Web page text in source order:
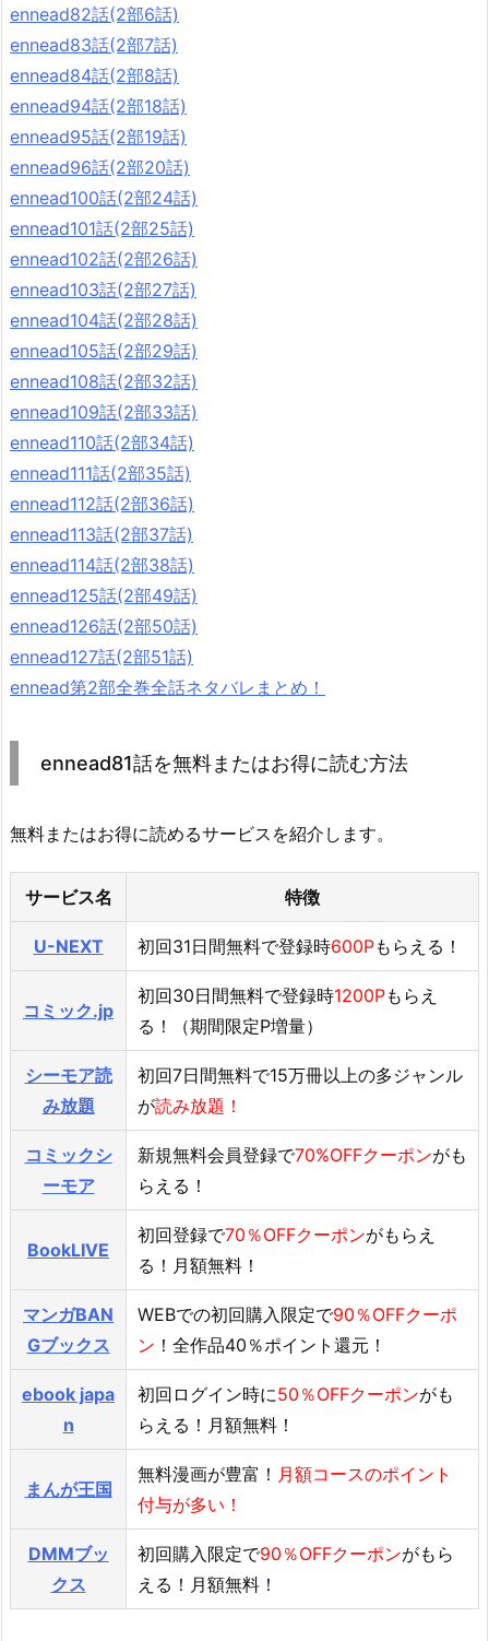
ennead82話(2部6話)
ennead83話(2部7話)
ennead84話(2部8話)
ennead94話(2部18話)
ennead95話(2部19話)
ennead96話(2部20話)
ennead100話(2部24話)
ennead101話(2部25話)
ennead102話(2部26話)
ennead103話(2部27話)
ennead104話(2部28話)
ennead105話(2部29話)
ennead108話(2部32話)
ennead109話(2部33話)
ennead110話(2部34話)
ennead111話(2部35話)
ennead112話(2部36話)
ennead113話(2部37話)
ennead114話(2部38話)
ennead125話(2部49話)
ennead126話(2部50話)
ennead127話(2部51話)
ennead第2部全巻全話ネタバレまとめ！
ennead81話を無料またはお得に読む方法
無料またはお得に読めるサービスを紹介します。
サービス名 特徴
U-NEXT 初回31日間無料で登録時600Pもらえる！
コミック.jp
初回30日間無料で登録時1200Pもらえ
る！（期間限定P増量）
シーモア読
み放題
初回7日間無料で15万冊以上の多ジャンル
が読み放題！
コミックシ
ーモア
新規無料会員登録で70%OFFクーポンがも
らえる！
BookLIVE
初回登録で70％OFFクーポンがもらえ
る！月額無料！
マンガBAN
Gブックス
WEBでの初回購入限定で90％OFFクーポ
ン ！全作品40％ポイント還元！
ebook japa
n
初回ログイン時に50％OFFクーポンがも
らえる！月額無料！
まんが王国
無料漫画が豊富！ 月額コースのポイント
付与が多い！
DMMブッ
クス
初回購入限定で90％OFFクーポンがもら
える！月額無料！